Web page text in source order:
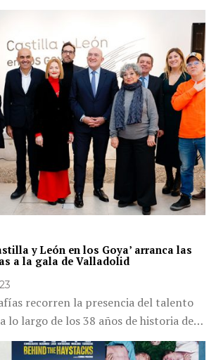
y León en los Goya’ arranca las
a la gala de Valladolid
recorren la presencia del talento
lo largo de los 38 años de historia de…